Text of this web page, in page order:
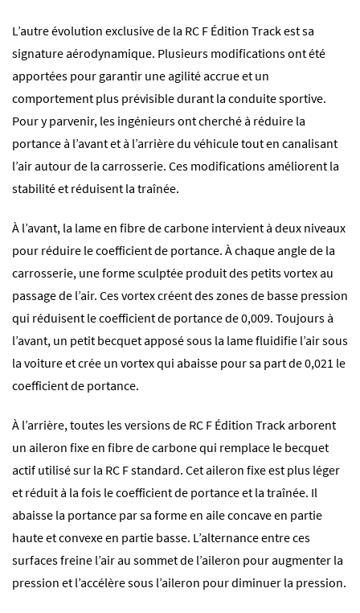
L’autre évolution exclusive de la RC F Édition Track est sa
signature aérodynamique. Plusieurs modifications ont été
apportées pour garantir une agilité accrue et un
comportement plus prévisible durant la conduite sportive.
Pour y parvenir, les ingénieurs ont cherché à réduire la
portance à l’avant et à l’arrière du véhicule tout en canalisant
l’air autour de la carrosserie. Ces modifications améliorent la
stabilité et réduisent la traînée.
À l’avant, la lame en fibre de carbone intervient à deux niveaux
pour réduire le coefficient de portance. À chaque angle de la
carrosserie, une forme sculptée produit des petits vortex au
passage de l’air. Ces vortex créent des zones de basse pression
qui réduisent le coefficient de portance de 0,009. Toujours à
l’avant, un petit becquet apposé sous la lame fluidifie l’air sous
la voiture et crée un vortex qui abaisse pour sa part de 0,021 le
coefficient de portance.
À l’arrière, toutes les versions de RC F Édition Track arborent
un aileron fixe en fibre de carbone qui remplace le becquet
actif utilisé sur la RC F standard. Cet aileron fixe est plus léger
et réduit à la fois le coefficient de portance et la traînée. Il
abaisse la portance par sa forme en aile concave en partie
haute et convexe en partie basse. L’alternance entre ces
surfaces freine l’air au sommet de l’aileron pour augmenter la
pression et l’accélère sous l’aileron pour diminuer la pression.